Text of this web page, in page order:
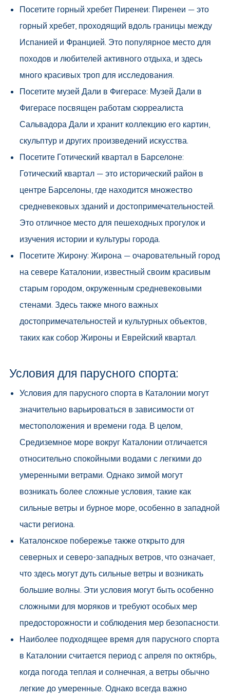
Посетите горный хребет Пиренеи: Пиренеи — это
горный хребет, проходящий вдоль границы между
Испанией и Францией. Это популярное место для
походов и любителей активного отдыха, и здесь
много красивых троп для исследования.
Посетите музей Дали в Фигерасе: Музей Дали в
Фигерасе посвящен работам сюрреалиста
Сальвадора Дали и хранит коллекцию его картин,
скульптур и других произведений искусства.
Посетите Готический квартал в Барселоне:
Готический квартал — это исторический район в
центре Барселоны, где находится множество
средневековых зданий и достопримечательностей.
Это отличное место для пешеходных прогулок и
изучения истории и культуры города.
Посетите Жирону: Жирона — очаровательный город
на севере Каталонии, известный своим красивым
старым городом, окруженным средневековыми
стенами. Здесь также много важных
достопримечательностей и культурных объектов,
таких как собор Жироны и Еврейский квартал.
Условия для парусного спорта:
Условия для парусного спорта в Каталонии могут
значительно варьироваться в зависимости от
местоположения и времени года. В целом,
Средиземное море вокруг Каталонии отличается
относительно спокойными водами с легкими до
умеренными ветрами. Однако зимой могут
возникать более сложные условия, такие как
сильные ветры и бурное море, особенно в западной
части региона.
Каталонское побережье также открыто для
северных и северо-западных ветров, что означает,
что здесь могут дуть сильные ветры и возникать
большие волны. Эти условия могут быть особенно
сложными для моряков и требуют особых мер
предосторожности и соблюдения мер безопасности.
Наиболее подходящее время для парусного спорта
в Каталонии считается период с апреля по октябрь,
когда погода теплая и солнечная, а ветры обычно
легкие до умеренные. Однако всегда важно